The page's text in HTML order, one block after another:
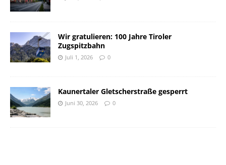
Wir gratulieren: 100 Jahre Tiroler
Zugspitzbahn
Juli 1, 2026 0
Kaunertaler Gletscherstraße gesperrt
Juni 30, 2026 0